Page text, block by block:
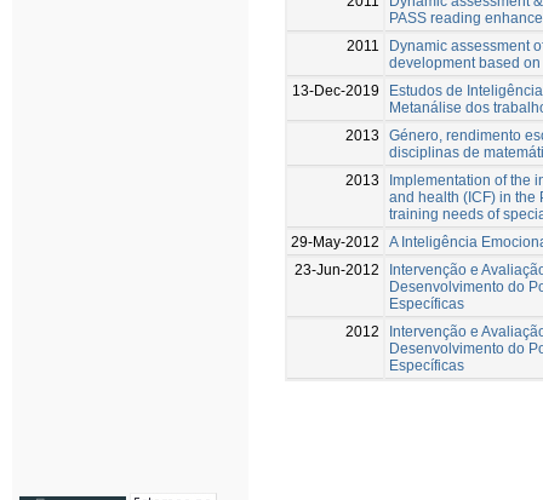
PASS reading
2011
Dynamic assessment
development based
13-Dec-2019
Estudos de
Metanálise dos
2013
Género, rendimento
disciplinas de
2013
Implementation of the
and health (ICF) in the
training needs of
29-May-2012
A Inteligência
23-Jun-2012
Intervenção e
Desenvolvimento do
Específicas
2012
Intervenção e
Desenvolvimento do
Específicas